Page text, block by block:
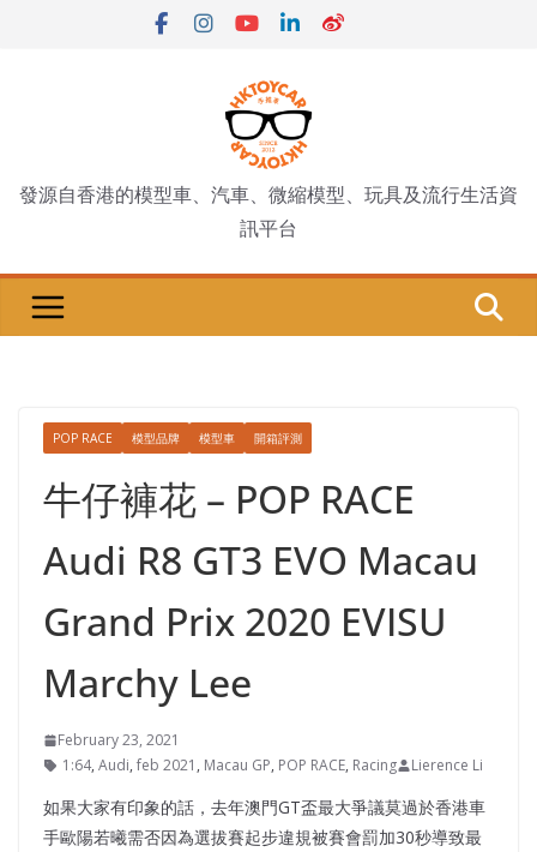
發源自香港的模型車、汽車、微縮模型、玩具及流行生活資
訊平台
POP RACE 模型品牌 模型車 開箱評測
牛仔褲花 – POP RACE
Audi R8 GT3 EVO Macau
Grand Prix 2020 EVISU
Marchy Lee
February 23, 2021
1:64, Audi, feb 2021 , Macau GP, POP RACE, Racing Lierence Li
如果大家有印象的話，去年澳門GT盃最大爭議莫過於香港車
手歐陽若曦需否因為選拔賽起步違規被賽會罰加30秒導致最